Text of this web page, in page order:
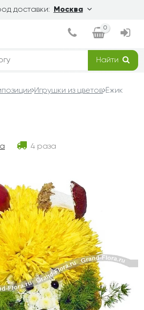
доставки: Москва
0
Найти
Игрушки из цветов Ёжик
4 раза